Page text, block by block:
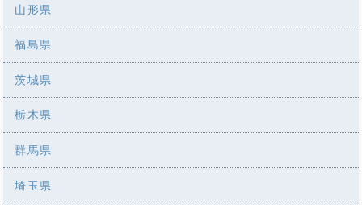
山形県
福島県
茨城県
栃木県
群馬県
埼玉県